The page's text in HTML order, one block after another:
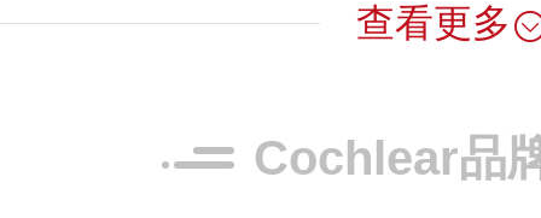
查看更多
Cochlear品